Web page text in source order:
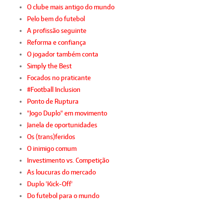
O clube mais antigo do mundo
Pelo bem do futebol
A profissão seguinte
Reforma e confiança
O jogador também conta
Simply the Best
Focados no praticante
#Football Inclusion
Ponto de Ruptura
"Jogo Duplo" em movimento
Janela de oportunidades
Os (trans)feridos
O inimigo comum
Investimento vs. Competição
As loucuras do mercado
Duplo 'Kick-Off'
Do futebol para o mundo